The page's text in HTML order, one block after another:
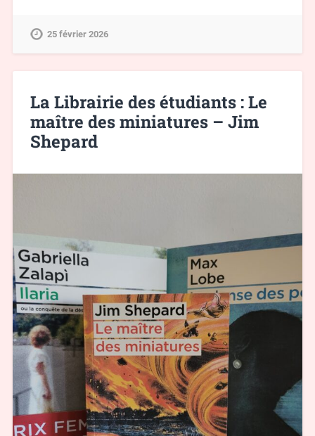
25 février 2026
La Librairie des étudiants : Le
maître des miniatures – Jim
Shepard